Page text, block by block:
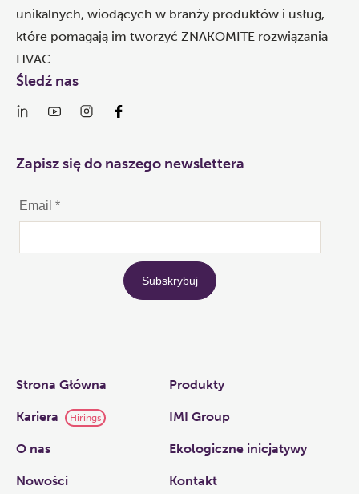
unikalnych, wiodących w branży produktów i usług,
które pomagają im tworzyć ZNAKOMITE rozwiązania
HVAC.
Links
Strona Główna Produkty
Kariera Hirings IMI Group
O nas​ Ekologiczne inicjatywy
Nowości Kontakt
Śledź nas
Zapisz się do naszego newslettera